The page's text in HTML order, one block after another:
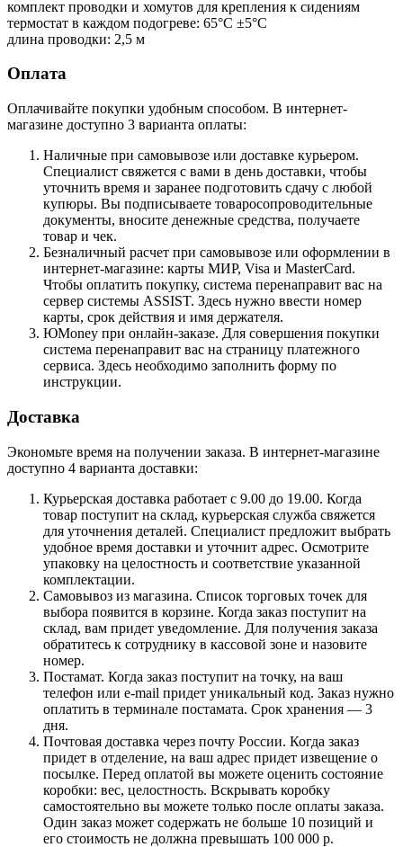
комплект проводки и хомутов для крепления к сидениям
термостат в каждом подогреве: 65°C ±5°C
длина проводки: 2,5 м
Оплата
Оплачивайте покупки удобным способом. В интернет-
магазине доступно 3 варианта оплаты:
Наличные при самовывозе или доставке курьером.
Специалист свяжется с вами в день доставки, чтобы
уточнить время и заранее подготовить сдачу с любой
купюры. Вы подписываете товаросопроводительные
документы, вносите денежные средства, получаете
товар и чек.
Безналичный расчет при самовывозе или оформлении в
интернет-магазине: карты МИР, Visa и MasterCard.
Чтобы оплатить покупку, система перенаправит вас на
сервер системы ASSIST. Здесь нужно ввести номер
карты, срок действия и имя держателя.
ЮMoney при онлайн-заказе. Для совершения покупки
система перенаправит вас на страницу платежного
сервиса. Здесь необходимо заполнить форму по
инструкции.
Доставка
Экономьте время на получении заказа. В интернет-магазине
доступно 4 варианта доставки:
Курьерская доставка работает с 9.00 до 19.00. Когда
товар поступит на склад, курьерская служба свяжется
для уточнения деталей. Специалист предложит выбрать
удобное время доставки и уточнит адрес. Осмотрите
упаковку на целостность и соответствие указанной
комплектации.
Самовывоз из магазина. Список торговых точек для
выбора появится в корзине. Когда заказ поступит на
склад, вам придет уведомление. Для получения заказа
обратитесь к сотруднику в кассовой зоне и назовите
номер.
Постамат. Когда заказ поступит на точку, на ваш
телефон или e-mail придет уникальный код. Заказ нужно
оплатить в терминале постамата. Срок хранения — 3
дня.
Почтовая доставка через почту России. Когда заказ
придет в отделение, на ваш адрес придет извещение о
посылке. Перед оплатой вы можете оценить состояние
коробки: вес, целостность. Вскрывать коробку
самостоятельно вы можете только после оплаты заказа.
Один заказ может содержать не больше 10 позиций и
его стоимость не должна превышать 100 000 р.